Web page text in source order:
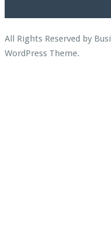
All Rights Reserved by
WordPress Theme.